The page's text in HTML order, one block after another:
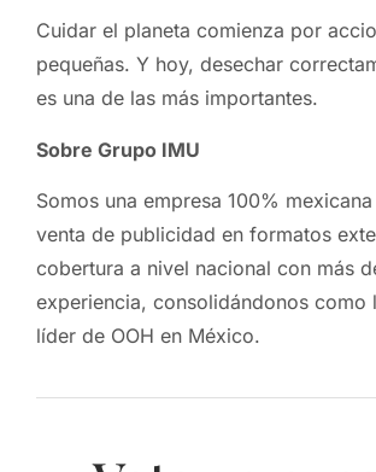
Cuidar el planeta comienza por
pequeñas. Y hoy, desechar
es una de las más importantes.
Sobre Grupo IMU
Somos una empresa 100%
venta de publicidad en formatos
cobertura a nivel nacional con más
experiencia, consolidándonos como
líder de OOH en México.